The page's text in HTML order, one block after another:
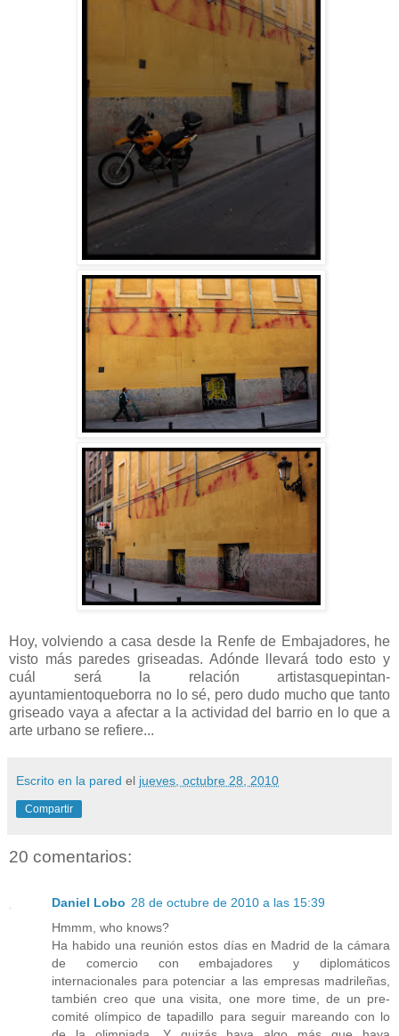
Hoy, volviendo a casa desde la Renfe de Embajadores, he
visto más paredes griseadas. Adónde llevará todo esto y
cuál será la relación artistasquepintan-
ayuntamientoqueborra no lo sé, pero dudo mucho que tanto
griseado vaya a afectar a la actividad del barrio en lo que a
arte urbano se refiere...
Escrito en la pared el jueves, octubre 28, 2010
Compartir
20 comentarios:
Daniel Lobo 28 de octubre de 2010 a las 15:39
Hmmm, who knows?
Ha habido una reunión estos días en Madrid de la cámara
de comercio con embajadores y diplomáticos
internacionales para potenciar a las empresas madrileñas,
también creo que una visita, one more time, de un pre-
comité olímpico de tapadillo para seguir mareando con lo